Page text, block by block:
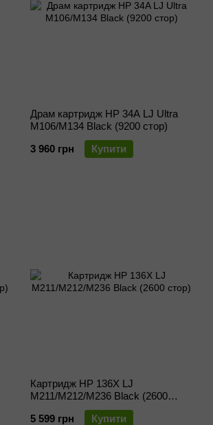
Драм картридж HP 34A LJ Ultra
M106/M134 Black (9200 стор)
3 960 грн
Купити
Картридж HP 136X LJ
M211/M212/M236 Black (2600
5 599 грн
Купити